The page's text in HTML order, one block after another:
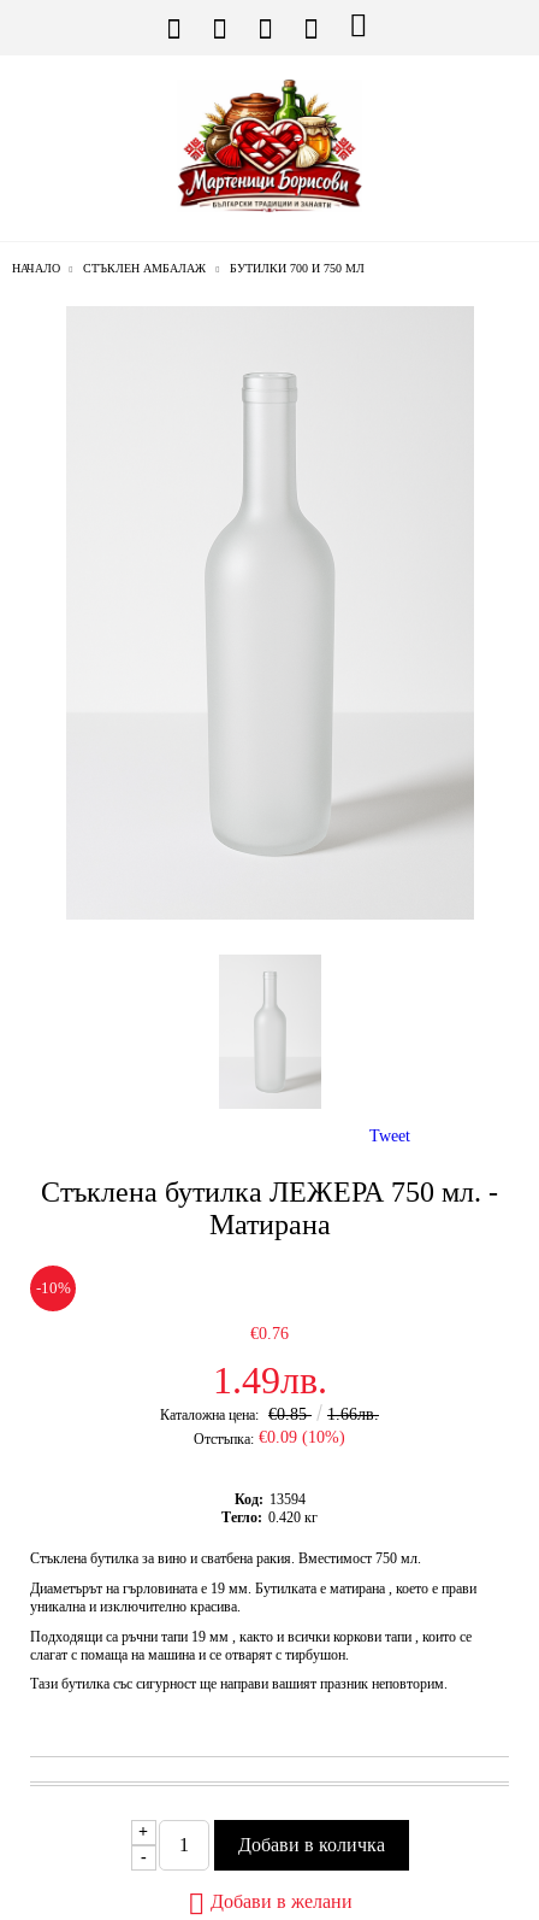
НАЧАЛО СТЪКЛЕН АМБАЛАЖ БУТИЛКИ 700 И 750 МЛ
Стъклена бутилка ЛЕЖЕРА 750 мл. -
Матирана
-10%
€0.76
1.49лв.
Каталожна цена: €0.85 1.66лв.
Отстъпка: €0.09 (10%)
Код: 13594
Тегло: 0.420 кг
Стъклена бутилка за вино и сватбена ракия. Вместимост 750 мл.
Диаметърът на гърловината е 19 мм. Бутилката е матирана , което е прави
уникална и изключително красива.
Подходящи са ръчни тапи 19 мм , както и всички коркови тапи , които се
слагат с помаща на машина и се отварят с тирбушон.
Тази бутилка със сигурност ще направи вашият празник неповторим.
+
-
Добави в желани
Tweet